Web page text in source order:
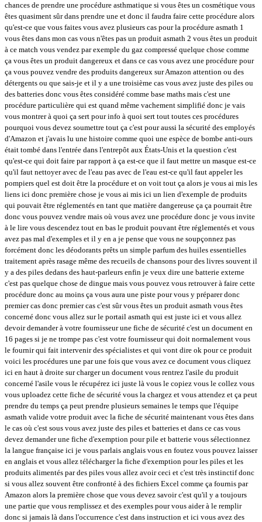
chances de prendre une procédure asthmatique si vous êtes un cosmétique vous
êtes quasiment sûr dans prendre une et donc il faudra faire cette procédure alors
qu'est-ce que vous faites vous avez plusieurs cas pour la procédure asmath 1
vous êtes dans mon cas vous n'êtes pas un produit asmath 2 vous êtes un produit
à ce match vous vendez par exemple du gaz compressé quelque chose comme
ça vous êtes un produit dangereux et dans ce cas vous avez une procédure pour
ça vous pouvez vendre des produits dangereux sur Amazon attention ou des
détergents ou que sais-je et il y a une troisième cas vous avez juste des piles ou
des batteries donc vous êtes considéré comme base maths mais c'est une
procédure particulière qui est quand même vachement simplifié donc je vais
vous montrer à quoi ça sert pour info à quoi sert tout toutes ces procédures
pourquoi vous devez soumettre tout ça c'est pour aussi la sécurité des employés
d'Amazon et j'avais lu une histoire comme quoi une espèce de bombe anti-ours
était tombé dans l'entrée dans l'entrepôt aux États-Unis et la question c'est
qu'est-ce qui doit faire par rapport à ça est-ce que il faut mettre un masque est-ce
qu'il faut nettoyer avec de l'eau pas avec de l'eau est-ce qu'il faut appeler les
pompiers quel est doit être la procédure et on voit tout ça alors je vous ai mis les
liens ici donc première chose je vous ai mis ici un lien d'exemple de produits
qui pouvait être réglementés en tant que matière dangereuse ça ça pourrait être
donc vous pouvez vendre mais où vous avez une procédure donc je vous invite
à le lire vous descendez tout en bas le produit pouvant être réglementés et vous
avez pas mal d'exemples et il y en a je pense que vous ne soupçonnez pas
forcément donc les déodorants prêts un simple parfum des huiles essentielles
traitement après rasage même des recueils de chansons pour des livres souvent il
y a des piles dedans des haut-parleurs enfin je veux dire une batterie externe
c'est pas quelque chose de dingue mais vous pouvez vous retrouver à faire cette
procédure donc au moins ça vous aura une piste pour vous y préparer donc
premier cas donc premier cas c'est sûr vous êtes un produit asmath vous êtes
concerné donc vous allez sur le portail asmath qui est juste ici et vous allez
devoir demander à votre fournisseur une fiche de sécurité c'est un document en
16 pages si je ne trompe pas c'est votre fournisseur qui doit normalement vous
le fournir qui fait intervenir des spécialistes et qui vont dire ok pour ce produit
voici les procédures une par une fois que vous avez ce document vous cliquez
ici en haut à droite sur charger un document vous rentrez l'asile du produit
concerné l'asile vous le récupérez ici juste là vous le copiez vous le collez vous
vous uploadez cette fiche de sécurité vous la chargez et vous attendez et ça peut
prendre du temps ça peut prendre plusieurs semaines le temps que l'équipe
asmath valide votre produit avec la fiche de sécurité maintenant vous êtes dans
le cas où c'est sous vous avez juste des piles et batteries et dans ce cas vous
devez demander une fiche d'exemption pour pile et batterie vous sélectionnez
la langue française ici je vous parlais anglais vous en foutez vous pouvez laisser
en anglais et vous allez télécharger la fiche d'exemption pour les piles et les
produits alimentés par des piles vous allez avoir ceci et c'est très instinctif donc
si vous allez souvent être confronté à des fichiers Excel comme ça fournis par
Amazon alors la première chose que vous devez savoir c'est qu'il y a toujours
une partie que vous remplissez et des exemples pour vous aider à le remplir
donc si jamais là dans l'occurrence c'est dans instruction et ici vous avez des